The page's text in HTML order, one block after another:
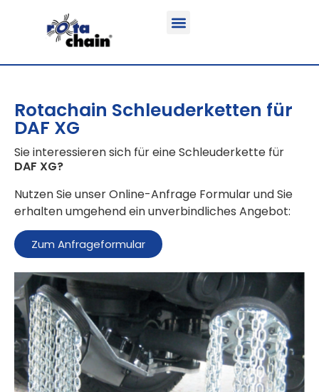
Rotachain Schleuderketten für
DAF XG
Sie interessieren sich für eine Schleuderkette für
DAF XG?
Nutzen Sie unser Online-Anfrage Formular und Sie
erhalten umgehend ein unverbindliches Angebot:
Zum Anfrageformular